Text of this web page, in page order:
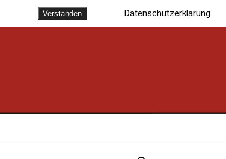
Verstanden Datenschutzerklärung